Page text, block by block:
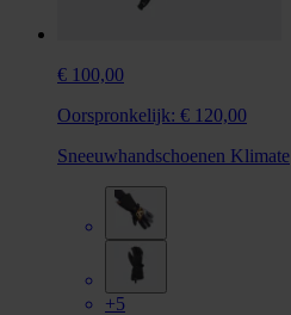
€ 100,00
Oorspronkelijk: € 120,00
Sneeuwhandschoenen Klimate
+5